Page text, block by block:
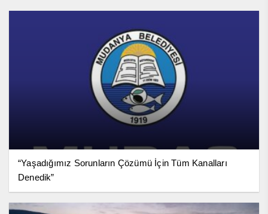
“Yaşadığımız Sorunların Çözümü İçin Tüm Kanalları
Denedik”